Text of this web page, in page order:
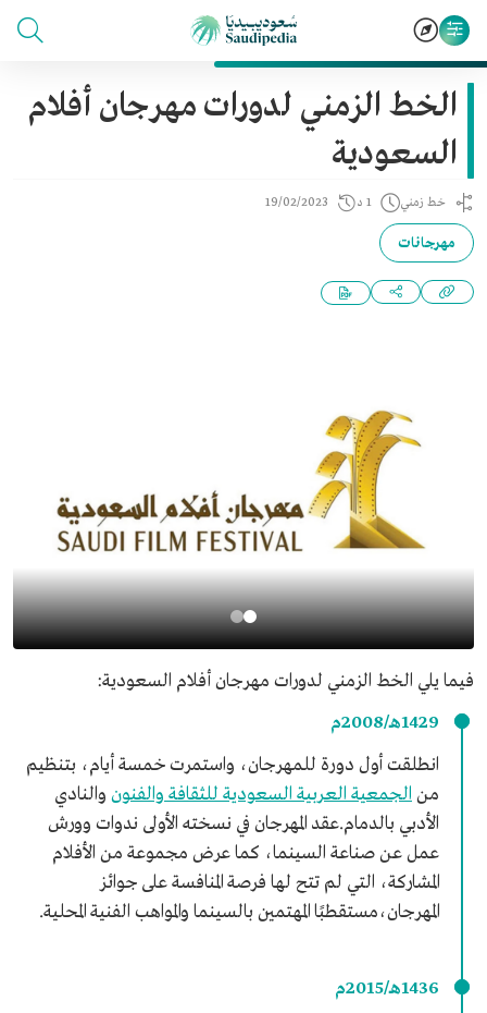
الخط الزمني لدورات مهرجان أفلام
السعودية
خط زمني 1 د 19/02/2023
مهرجانات
فيما يلي الخط الزمني لدورات مهرجان أفلام السعودية:
1429هـ/2008م
انطلقت أول دورة للمهرجان، واستمرت خمسة أيام، بتنظيم
من الجمعية العربية السعودية للثقافة والفنون والنادي
الأدبي بالدمام.عقد المهرجان في نسخته الأولى ندوات وورش
عمل عن صناعة السينما، كما عرض مجموعة من الأفلام
المشاركة، التي لم تتح لها فرصة المنافسة على جوائز
المهرجان،مستقطبًا المهتمين بالسينما والمواهب الفنية المحلية.
1436هـ/2015م